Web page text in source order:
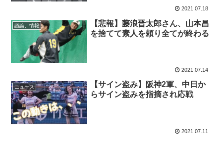
2021.07.18
議論、情報
【悲報】藤浪晋太郎さん、山本昌
を捨てて素人を頼り全てが終わる
2021.07.14
ニュース
【サイン盗み】阪神2軍、中日か
らサイン盗みを指摘され応戦
2021.07.11